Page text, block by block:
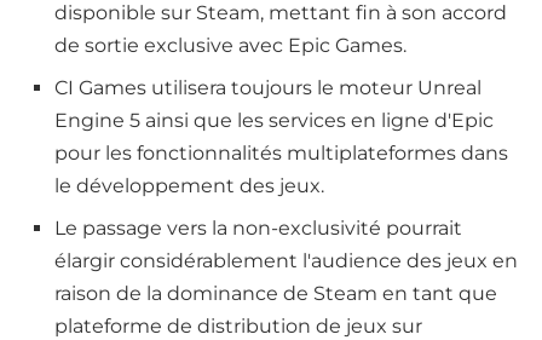
disponible sur Steam, mettant fin à son accord
de sortie exclusive avec Epic Games.
CI Games utilisera toujours le moteur Unreal
Engine 5 ainsi que les services en ligne d'Epic
pour les fonctionnalités multiplateformes dans
le développement des jeux.
Le passage vers la non-exclusivité pourrait
élargir considérablement l'audience des jeux en
raison de la dominance de Steam en tant que
plateforme de distribution de jeux sur